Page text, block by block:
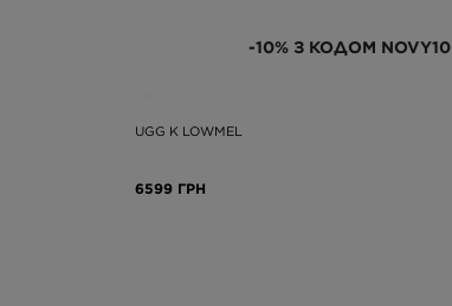
-10% З КОДОМ NOVY10
UGG K LOWMEL
6599 ГРН